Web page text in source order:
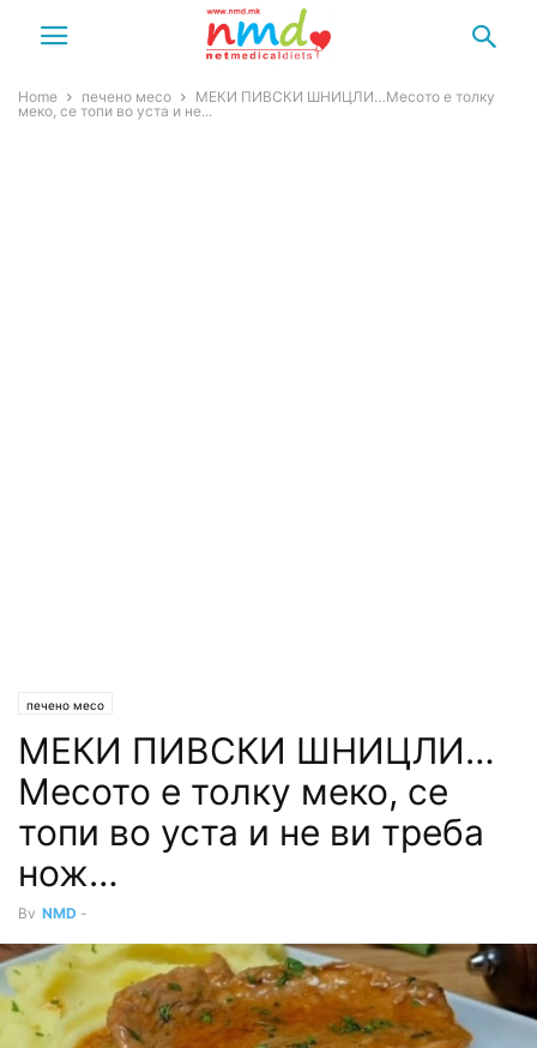
Home печено месо
МЕКИ ПИВСКИ ШНИЦЛИ…Месото е толку
меко, се топи во уста и не...
печено месо
МЕКИ ПИВСКИ ШНИЦЛИ…
Месото е толку меко, се
топи во уста и не ви треба
нож…
By NMD -